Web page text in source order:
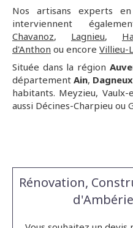
Nos artisans experts en
interviennent
Chavanoz, Lagnieu,
d'Anthon ou encore Villieu-
Située dans la région
départementAin, Dagneux
habitants. Meyzieu, Vaulx-
aussi Décines-Charpieu ou
Rénovation,